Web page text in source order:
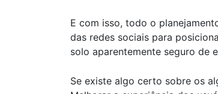
E com isso, todo o
das redes sociais para
solo aparentemente seguro de
Se existe algo certo sobre os